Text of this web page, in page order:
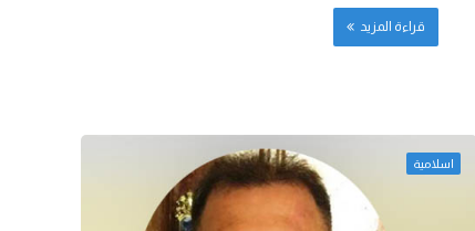
قراءة المزيد
اسلامية